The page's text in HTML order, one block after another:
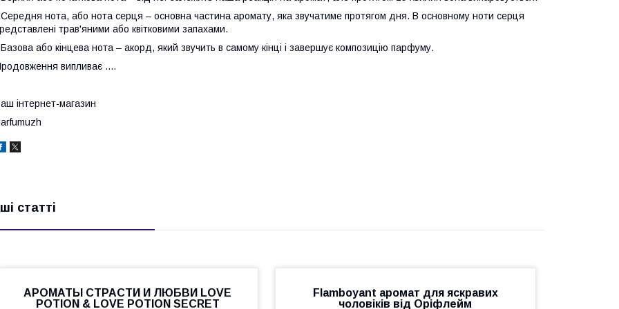
Середня нота, або нота серця – основна частина аромату, яка звучатиме протягом дня. В основному ноти серця
трав'яними або квітковими запахами.
Базова або кінцева нота – акорд, який звучить в самому кінці і завершує композицію парфуму.
випливає ....
інтернет-магазин
статті
АРОМАТЫ СТРАСТИ И ЛЮБВИ LOVE
POTION & LOVE POTION SECRET
Flamboyant аромат для яскравих
чоловіків від Оріфлейм